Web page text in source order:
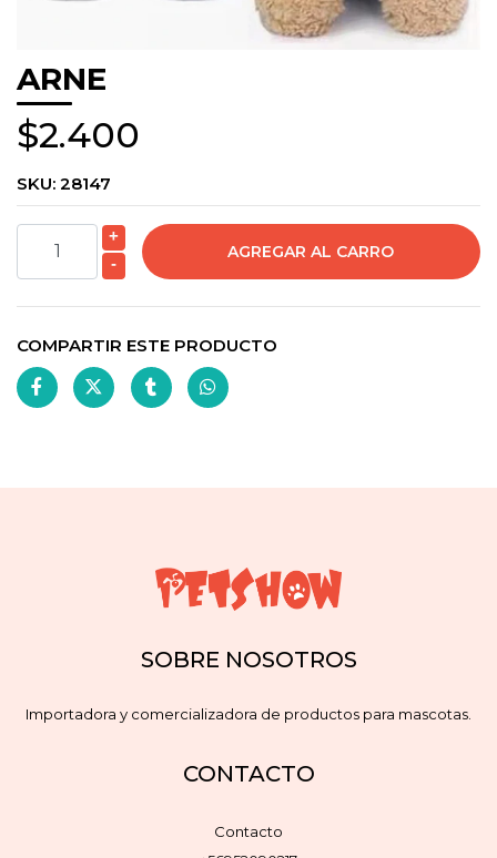
ARNE
$2.400
SKU: 28147
+
-
COMPARTIR ESTE PRODUCTO
SOBRE NOSOTROS
Importadora y comercializadora de productos para mascotas.
CONTACTO
Contacto